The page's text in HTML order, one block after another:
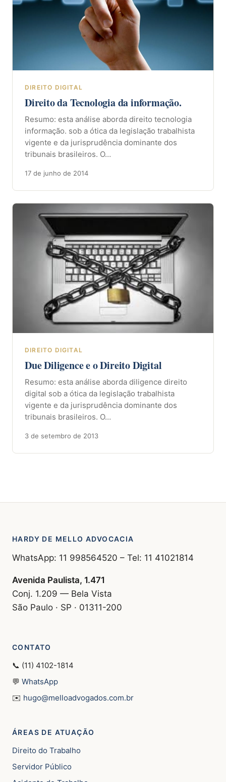
DIREITO DIGITAL
Direito da Tecnologia da informação.
Resumo: esta análise aborda direito tecnologia
informação. sob a ótica da legislação trabalhista
vigente e da jurisprudência dominante dos
tribunais brasileiros. O…
17 de junho de 2014
DIREITO DIGITAL
Due Diligence e o Direito Digital
Resumo: esta análise aborda diligence direito
digital sob a ótica da legislação trabalhista
vigente e da jurisprudência dominante dos
tribunais brasileiros. O…
3 de setembro de 2013
HARDY DE MELLO ADVOCACIA
WhatsApp: 11 998564520 – Tel: 11 41021814
Avenida Paulista, 1.471
Conj. 1.209 — Bela Vista
São Paulo · SP · 01311-200
CONTATO
📞 (11) 4102-1814
💬 WhatsApp
✉️ hugo@melloadvogados.com.br
ÁREAS DE ATUAÇÃO
Direito do Trabalho
Servidor Público